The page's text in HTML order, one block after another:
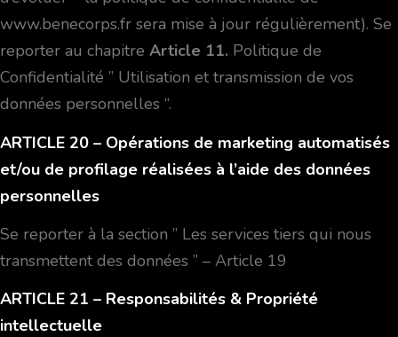
www.benecorps.fr sera mise à jour régulièrement). Se
reporter au chapitre Article 11. Politique de
Confidentialité ” Utilisation et transmission de vos
données personnelles “.
ARTICLE 20 – Opérations de marketing automatisés
et/ou de profilage réalisées à l’aide des données
personnelles
Se reporter à la section ” Les services tiers qui nous
transmettent des données ” – Article 19
ARTICLE 21 – Responsabilités & Propriété
intellectuelle